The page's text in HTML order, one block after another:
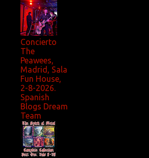
Concierto
The
Peawees,
Madrid, Sala
Fun House,
2-8-2026.
Spanish
Blogs Dream
Team